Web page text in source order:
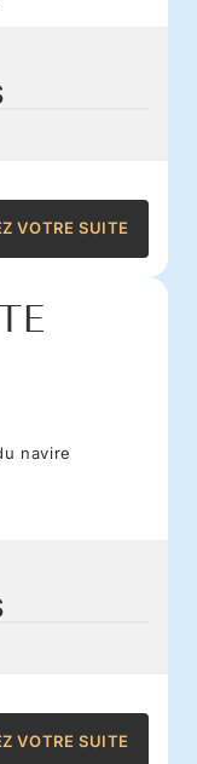
VOTRE SUITE
navire
VOTRE SUITE